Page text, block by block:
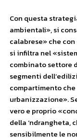
Con questa
ambientali», si
calabrese» che
si infiltra nel
combinato settore
segmenti
compartimento
urbanizzazione».
vero e proprio
della ‘ndrangheta,
sensibilmente le